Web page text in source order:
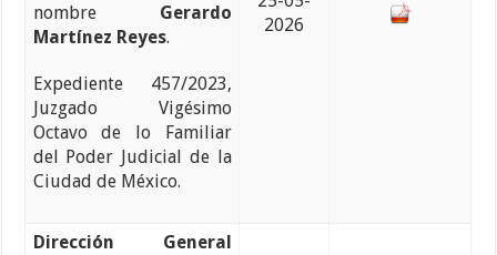
nombre Gerardo
Martínez Reyes.
Expediente 457/2023,
Juzgado Vigésimo
Octavo de lo Familiar
del Poder Judicial de la
Ciudad de México.
2026
Dirección General